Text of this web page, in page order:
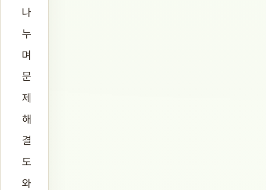
나
누
며
문
제
해
결
도
와